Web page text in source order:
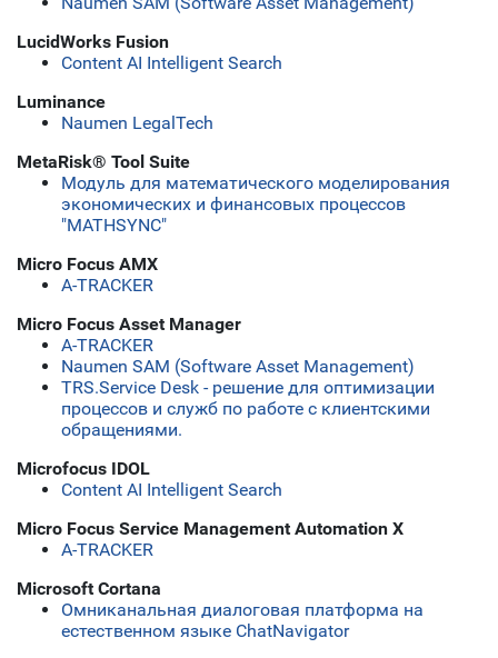
LucidWorks Fusion
Content AI Intelligent Search
Luminance
Naumen LegalTech
MetaRisk® Tool Suite
Модуль для математического моделирования
экономических и финансовых процессов
"MATHSYNC"
Micro Focus AMX
A-TRACKER
Micro Focus Asset Manager
A-TRACKER
Naumen SAM (Software Asset Management)
TRS.Service Desk - решение для оптимизации
процессов и служб по работе с клиентскими
обращениями.
Microfocus IDOL
Content AI Intelligent Search
Micro Focus Service Management Automation X
A-TRACKER
Microsoft Cortana
Омниканальная диалоговая платформа на
естественном языке ChatNavigator